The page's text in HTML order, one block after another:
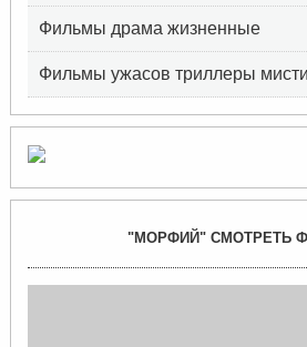
Фильмы драма жизненные
Фильмы ужасов триллеры
"МОРФИЙ​" СМОТРЕТЬ